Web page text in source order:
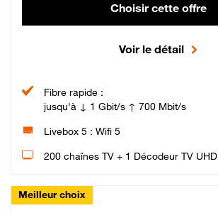
Choisir cette offre
Voir le détail
Fibre rapide :
jusqu'à ↓ 1 Gbit/s ↑ 700 Mbit/s
Livebox 5 : Wifi 5
200 chaînes TV + 1 Décodeur TV UHD
Meilleur choix